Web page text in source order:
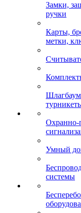
Замки,
ручки
Карты,
метки,
Охранно-
Умный
системы